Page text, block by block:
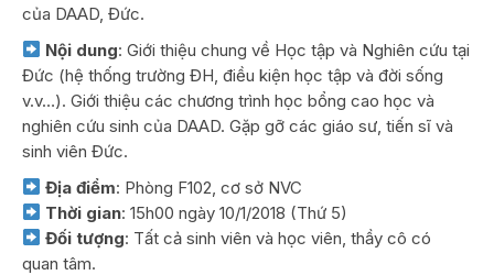
của DAAD, Đức.
Nội dung: Giới thiệu chung về Học tập và Nghiên cứu tại
Đức (hệ thống trường ĐH, điều kiện học tập và đời sống
v.v…). Giới thiệu các chương trình học bổng cao học và
nghiên cứu sinh của DAAD. Gặp gỡ các giáo sư, tiến sĩ và
sinh viên Đức.
Địa điểm: Phòng F102, cơ sở NVC
Thời gian: 15h00 ngày 10/1/2018 (Thứ 5)
Đối tượng: Tất cả sinh viên và học viên, thầy cô có
quan tâm.